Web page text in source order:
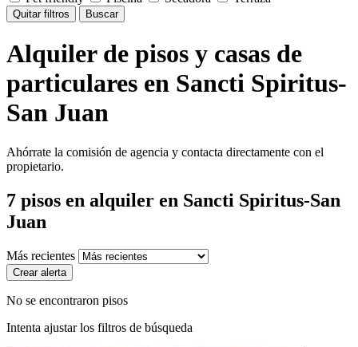
Quitar filtros Buscar
Alquiler de pisos y casas de
particulares en Sancti Spiritus-
San Juan
Ahórrate la comisión de agencia y contacta directamente con el
propietario.
7 pisos en alquiler en Sancti Spiritus-San
Juan
Más recientes
Crear alerta
No se encontraron pisos
Intenta ajustar los filtros de búsqueda